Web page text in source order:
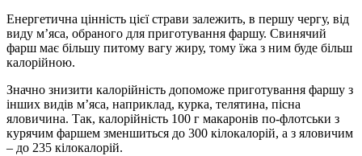
Енергетична цінність цієї страви залежить, в першу чергу, від
виду м’яса, обраного для приготування фаршу. Свинячий
фарш має більшу питому вагу жиру, тому їжа з ним буде більш
калорійною.
Значно знизити калорійність допоможе приготування фаршу з
інших видів м’яса, наприклад, курка, телятина, пісна
яловичина. Так, калорійність 100 г макаронів по-флотськи з
курячим фаршем зменшиться до 300 кілокалорій, а з яловичим
– до 235 кілокалорій.